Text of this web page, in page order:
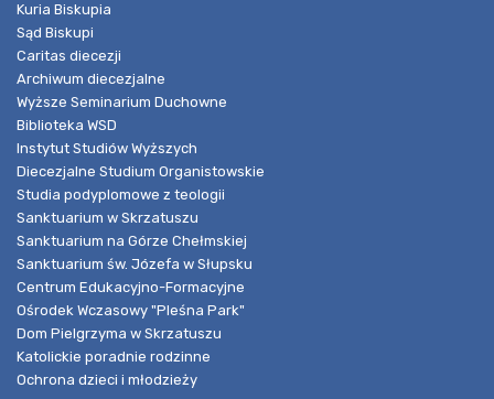
Kuria Biskupia
Sąd Biskupi
Caritas diecezji
Archiwum diecezjalne
Wyższe Seminarium Duchowne
Biblioteka WSD
Instytut Studiów Wyższych
Diecezjalne Studium Organistowskie
Studia podyplomowe z teologii
Sanktuarium w Skrzatuszu
Sanktuarium na Górze Chełmskiej
Sanktuarium św. Józefa w Słupsku
Centrum Edukacyjno-Formacyjne
Ośrodek Wczasowy "Pleśna Park"
Dom Pielgrzyma w Skrzatuszu
Katolickie poradnie rodzinne
Ochrona dzieci i młodzieży